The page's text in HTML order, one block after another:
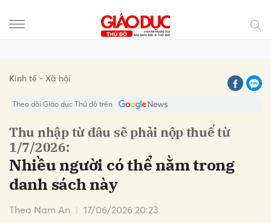
Kinh tế - Xã hội
Theo dõi Giáo dục Thủ đô trên
Thu nhập từ đâu sẽ phải nộp thuế từ
1/7/2026:
Nhiều người có thể nằm trong
danh sách này
Theo Nam An 17/06/2026 20:23